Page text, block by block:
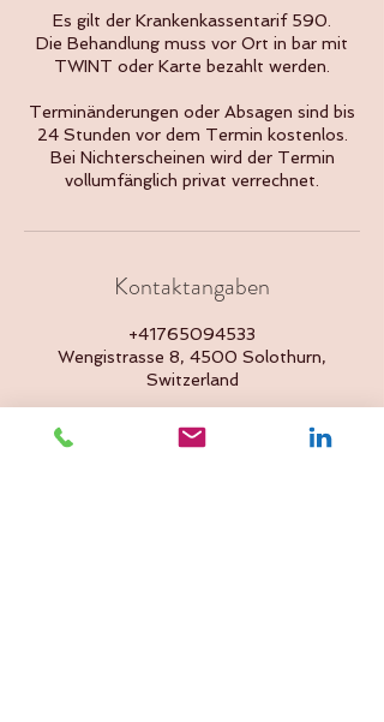
Es gilt der Krankenkassentarif 590.
Die Behandlung muss vor Ort in bar mit
TWINT oder Karte bezahlt werden.
Terminänderungen oder Absagen sind bis
24 Stunden vor dem Termin kostenlos.
Bei Nichterscheinen wird der Termin
vollumfänglich privat verrechnet.
Kontaktangaben
+41765094533
Wengistrasse 8, 4500 Solothurn,
Switzerland